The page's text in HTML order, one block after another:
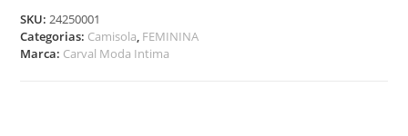
s
.
SKU:24250001
Categorias: Camisola, FEMININA
Marca: Carval Moda Intima